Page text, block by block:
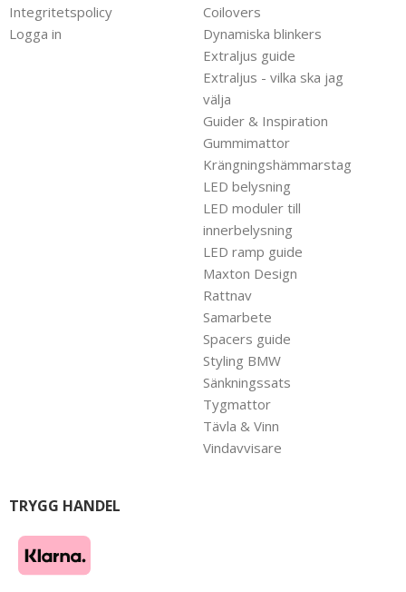
Integritetspolicy
Logga in
Coilovers
Dynamiska blinkers
Extraljus guide
Extraljus - vilka ska jag
välja
Guider & Inspiration
Gummimattor
Krängningshämmarstag
LED belysning
LED moduler till
innerbelysning
LED ramp guide
Maxton Design
Rattnav
Samarbete
Spacers guide
Styling BMW
Sänkningssats
Tygmattor
Tävla & Vinn
Vindavvisare
TRYGG HANDEL